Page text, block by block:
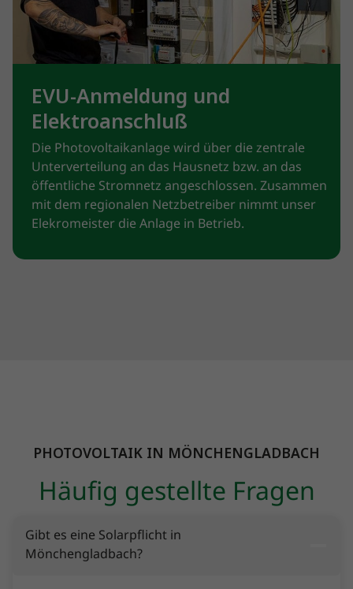
EVU-Anmeldung und
Elektroanschluß
Die Photovoltaikanlage wird über die zentrale
Unterverteilung an das Hausnetz bzw. an das
öffentliche Stromnetz angeschlossen. Zusammen
mit dem regionalen Netzbetreiber nimmt unser
Elekromeister die Anlage in Betrieb.
PHOTOVOLTAIK IN MÖNCHENGLADBACH
Häufig gestellte Fragen
Gibt es eine Solarpflicht in
Mönchengladbach?